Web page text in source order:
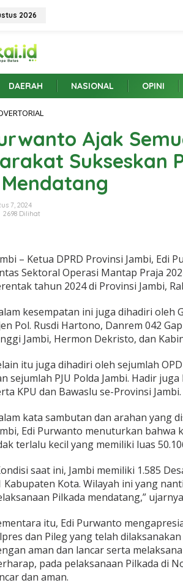
2026
DAERAH NASIONAL OPINI
i
P
u
r
w
a
a
S
e
u
a
E
l
m
e
n
s
y
a
a
k
a
t
u
k
s
e
s
k
Ajak
Sukseskan
7, 2024
2698 Dilihat
– Ketua DPRD Provinsi Jambi, Edi
Sektoral Operasi Mantap Praja
tahun 2024 di Provinsi Jambi,
kesempatan ini juga dihadiri oleh
Pol. Rusdi Hartono, Danrem 042
Jambi, Hermon Dekristo, dan
itu juga dihadiri oleh sejumlah
sejumlah PJU Polda Jambi. Hadir
KPU dan Bawaslu se-Provinsi Jambi.
kata sambutan dan arahan yang
Edi Purwanto menuturkan bahwa
terlalu kecil yang memiliki luas
saat ini, Jambi memiliki 1.585
Kabupaten Kota. Wilayah ini yang
Pilkada mendatang,”
itu, Edi Purwanto
dan Pileg yang telah
aman dan lancar serta
pada pelaksanaan Pilkada di
dan aman.